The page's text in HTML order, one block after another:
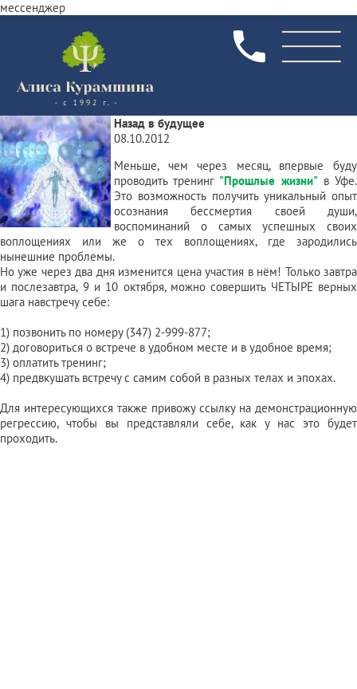
мессенджер
Назад в будущее
08.10.2012
Меньше, чем через месяц, впервые буду
проводить тренинг "Прошлые жизни"в Уфе.
Это возможность получить уникальный опыт
осознания бессмертия своей души,
воспоминаний о самых успешных своих
воплощениях или же о тех воплощениях, где зародились
нынешние проблемы.
Но уже через два дня изменится цена участия в нём! Только завтра
и послезавтра, 9 и 10 октября, можно совершить ЧЕТЫРЕ верных
шага навстречу себе:
1) позвонить по номеру (347) 2-999-877;
2) договориться о встрече в удобном месте и в удобное время;
3) оплатить тренинг;
4) предвкушать встречу с самим собой в разных телах и эпохах.
Для интересующихся также привожу ссылку на демонстрационную
регрессию, чтобы вы представляли себе, как у нас это будет
проходить.